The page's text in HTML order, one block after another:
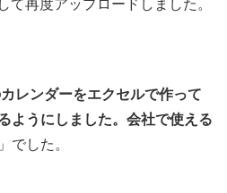
て再度アップロードしました。
レンダーをエクセルで作って
ようにしました。会社で使える
」でした。